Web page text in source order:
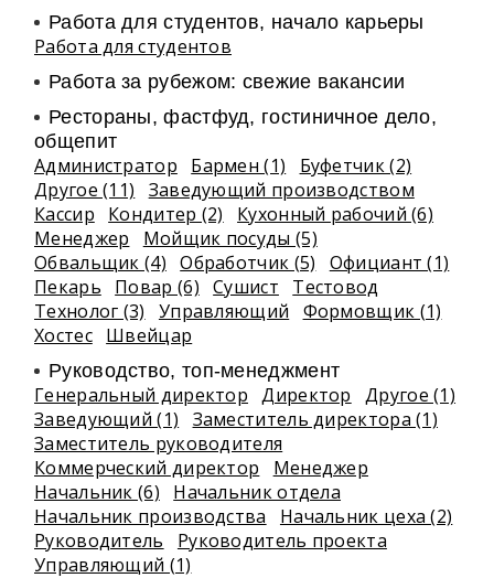
Работа для студентов, начало карьеры
Работа для студентов
Работа за рубежом: свежие вакансии
Рестораны, фастфуд, гостиничное дело,
общепит
Администратор Бармен (1)
Буфетчик (2)
Другое (11)
Заведующий производством
Кассир
Кондитер (2)
Кухонный рабочий (6)
Менеджер
Мойщик посуды (5)
Обвальщик (4)
Обработчик (5)
Официант (1)
Пекарь
Повар (6) Сушист
Тестовод
Технолог (3)
Управляющий
Формовщик (1)
Хостес Швейцар
Руководство, топ-менеджмент
Генеральный директор Директор
Другое (1)
Заведующий (1)
Заместитель директора (1)
Заместитель руководителя
Коммерческий директор
Менеджер
Начальник (6)
Начальник отдела
Начальник производства
Начальник цеха (2)
Руководитель
Руководитель проекта
Управляющий (1)